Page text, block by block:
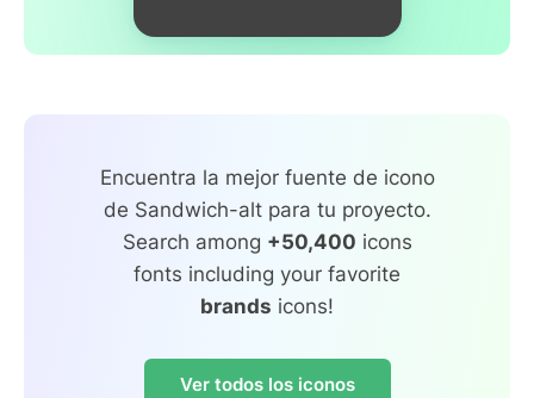
Encuentra la mejor fuente de icono
de Sandwich-alt para tu proyecto.
Search among +50,400 icons
fonts including your favorite
brands icons!
Ver todos los iconos